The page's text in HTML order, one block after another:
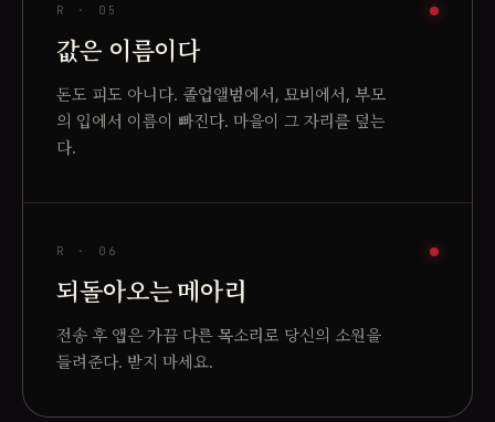
R · 05
값은 이름이다
돈도 피도 아니다. 졸업앨범에서, 묘비에서, 부모
의 입에서 이름이 빠진다. 마을이 그 자리를 덮는
다.
R · 06
되돌아오는 메아리
전송 후 앱은 가끔 다른 목소리로 당신의 소원을
들려준다. 받지 마세요.